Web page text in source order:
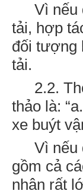
Vì nếu
tải, hợp
đối tượng
tải.
2.2.
thảo là:
xe buýt
Vì nếu
gồm cả
nhân rất